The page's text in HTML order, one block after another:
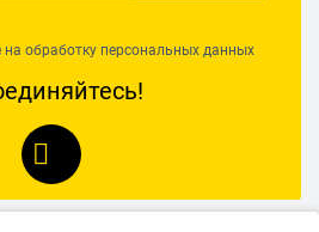
на обработку персональных данных